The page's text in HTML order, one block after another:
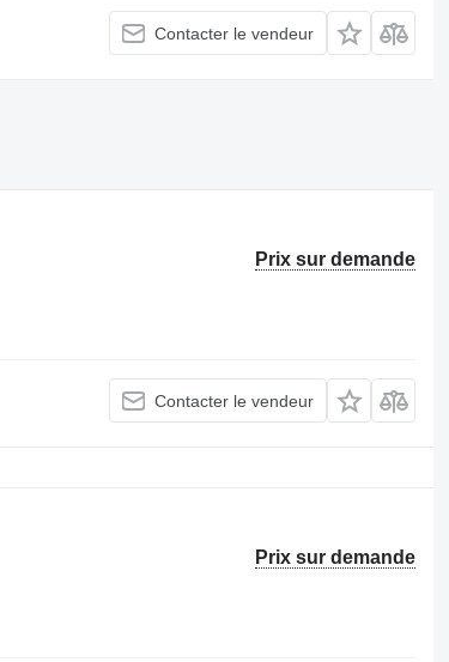
Contacter le vendeur
Prix sur demande
Contacter le vendeur
Prix sur demande